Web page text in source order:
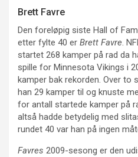
Brett Favre
Den foreløpig siste Hall of
etter fylte 40 er Brett Favre.
startet 268 kamper på rad da
spille for Minnesota Vikings i
kamper bak rekorden. Over
han 29 kamper til og knuste
for antall startede kamper på
altså hadde betydelig med
rundet 40 var han på ingen
Favres 2009-sesong er den